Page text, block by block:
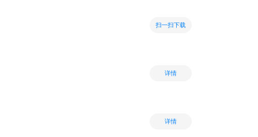
扫一扫下载
详情
详情